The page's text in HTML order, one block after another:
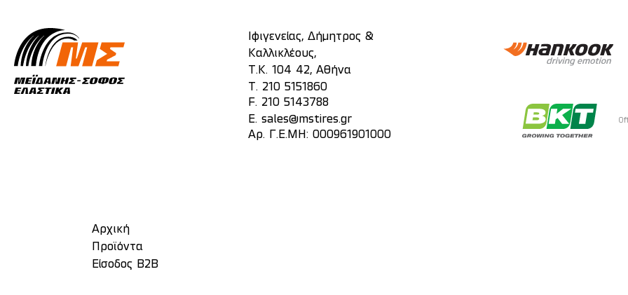
Ιφιγενείας, Δήμητρος &
Καλλικλέους,
Τ.Κ. 104 42, Αθήνα
T. 210 5151860
F. 210 5143788
E. sales@mstires.gr
Αρ. Γ.Ε.ΜΗ: 000961901000
Αρχική
Προϊόντα
Είσοδος Β2Β